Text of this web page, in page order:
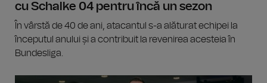
cu Schalke 04 pentru încă un sezon
În vârstă de 40 de ani, atacantul s-a alăturat echipei la
începutul anului și a contribuit la revenirea acesteia în
Bundesliga.